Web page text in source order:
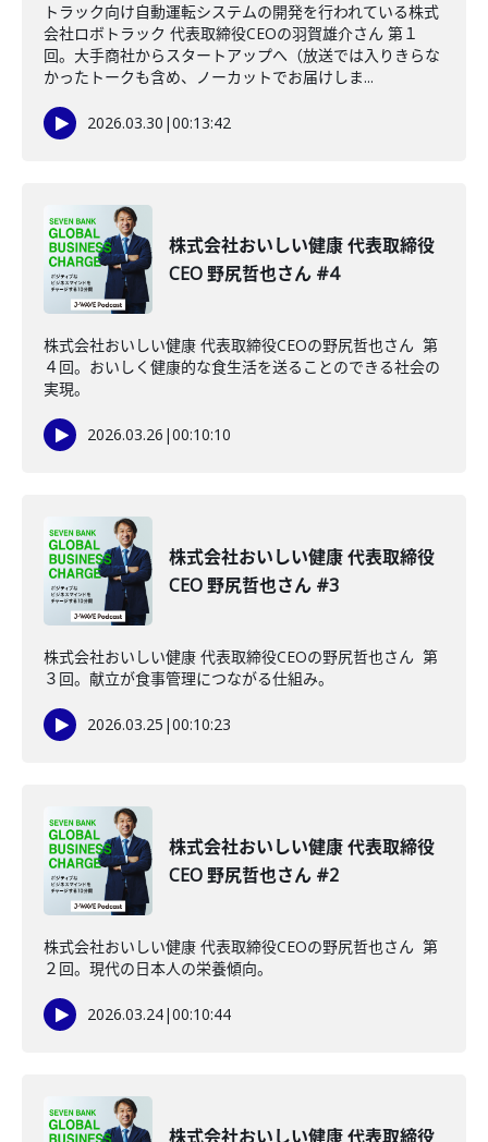
トラック向け自動運転システムの開発を行われている株式
会社ロボトラック 代表取締役CEOの羽賀雄介さん 第１
回。大手商社からスタートアップへ（放送では入りきらな
かったトークも含め、ノーカットでお届けしま...
2026.03.30 |00:13:42
株式会社おいしい健康 代表取締役
CEO 野尻哲也さん #4
株式会社おいしい健康 代表取締役CEOの野尻哲也さん 第
４回。おいしく健康的な食生活を送ることのできる社会の
実現。
2026.03.26 |00:10:10
株式会社おいしい健康 代表取締役
CEO 野尻哲也さん #3
株式会社おいしい健康 代表取締役CEOの野尻哲也さん 第
３回。献立が食事管理につながる仕組み。
2026.03.25 |00:10:23
株式会社おいしい健康 代表取締役
CEO 野尻哲也さん #2
株式会社おいしい健康 代表取締役CEOの野尻哲也さん 第
２回。現代の日本人の栄養傾向。
2026.03.24|00:10:44
株式会社おいしい健康 代表取締役